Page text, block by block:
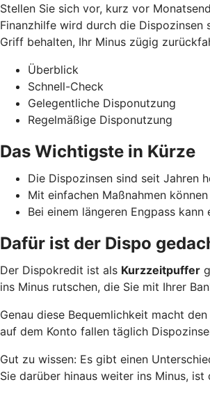
Stellen Sie sich vor, kurz vor
Finanzhilfe wird durch die Dispozinsen
Griff behalten, Ihr Minus zügig
Überblick
Schnell-Check
Gelegentliche Disponutzung
Regelmäßige Disponutzung
Das Wichtigste in Kürze
Die Dispozinsen sind seit Jahren
Mit einfachen Maßnahmen
Bei einem längeren Engpass
Dafür ist der Dispo
Der Dispokredit ist als Kurzzeitpuffer
ins Minus rutschen, die Sie mit Ihrer
Genau diese Bequemlichkeit macht
auf dem Konto fallen täglich
Gut zu wissen: Es gibt einen
Sie darüber hinaus weiter ins Minus,